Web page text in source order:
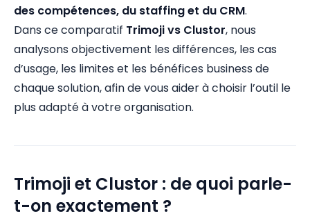
des compétences, du staffing et du CRM.
Dans ce comparatif Trimoji vs Clustor, nous
analysons objectivement les différences, les cas
d’usage, les limites et les bénéfices business de
chaque solution, afin de vous aider à choisir l’outil le
plus adapté à votre organisation.
Trimoji et Clustor : de quoi parle-
t-on exactement ?